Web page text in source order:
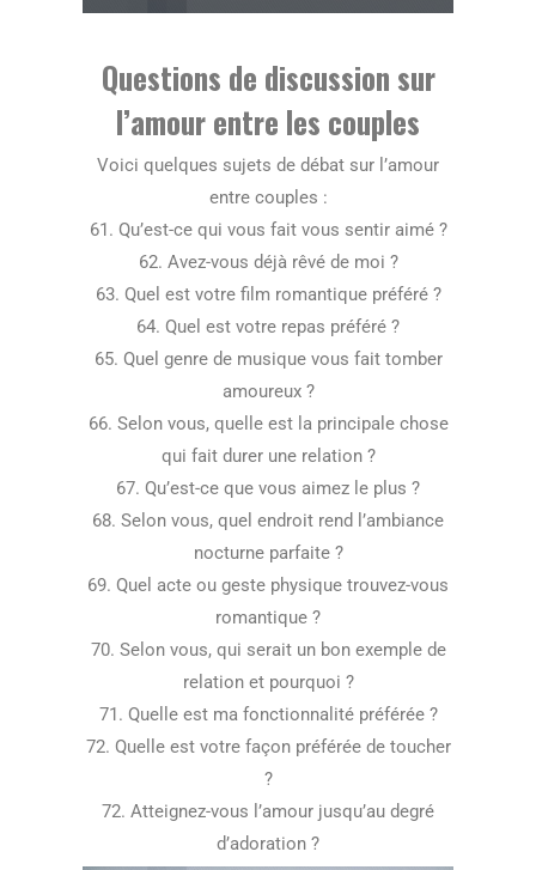
Questions de discussion sur
l’amour entre les couples
Voici quelques sujets de débat sur l’amour
entre couples :
61. Qu’est-ce qui vous fait vous sentir aimé ?
62. Avez-vous déjà rêvé de moi ?
63. Quel est votre film romantique préféré ?
64. Quel est votre repas préféré ?
65. Quel genre de musique vous fait tomber
amoureux ?
66. Selon vous, quelle est la principale chose
qui fait durer une relation ?
67. Qu’est-ce que vous aimez le plus ?
68. Selon vous, quel endroit rend l’ambiance
nocturne parfaite ?
69. Quel acte ou geste physique trouvez-vous
romantique ?
70. Selon vous, qui serait un bon exemple de
relation et pourquoi ?
71. Quelle est ma fonctionnalité préférée ?
72. Quelle est votre façon préférée de toucher
?
72. Atteignez-vous l’amour jusqu’au degré
d’adoration ?